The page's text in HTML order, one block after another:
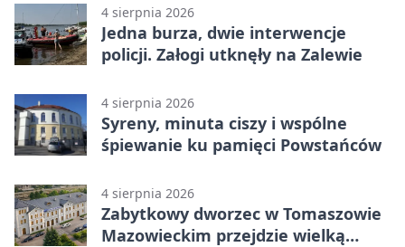
4 sierpnia 2026
Jedna burza, dwie interwencje
policji. Załogi utknęły na Zalewie
4 sierpnia 2026
Syreny, minuta ciszy i wspólne
śpiewanie ku pamięci Powstańców
4 sierpnia 2026
Zabytkowy dworzec w Tomaszowie
Mazowieckim przejdzie wielką